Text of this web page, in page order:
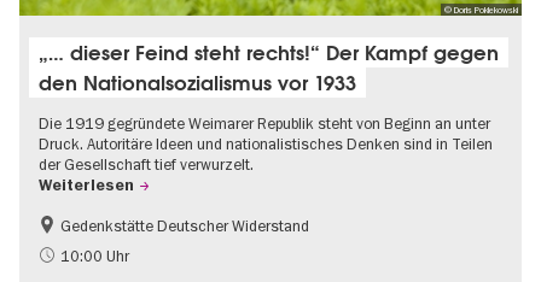
© Doris Poklekowski
„… dieser Feind steht rechts!“ Der Kampf gegen
den Nationalsozialismus vor 1933
Die 1919 gegründete Weimarer Republik steht von Beginn an unter
Druck. Autoritäre Ideen und nationalistisches Denken sind in Teilen
der Gesellschaft tief verwurzelt.
Weiterlesen
Gratis
NS-Geschichte
Gedenkstätte Deutscher Widerstand
10:00 Uhr